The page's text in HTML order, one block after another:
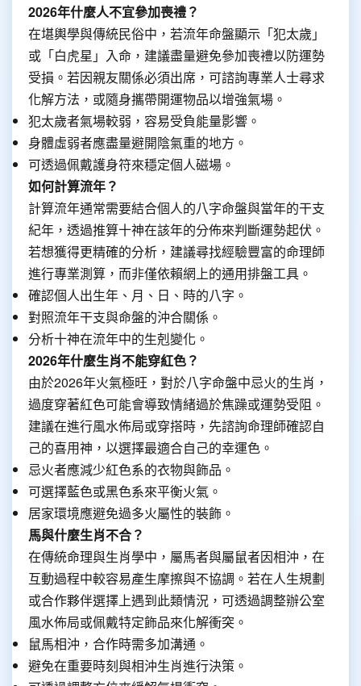
2026年什麼人不宜參加喪禮？
在堪輿學與傳統民俗中，若流年命盤顯示「犯太歲」
或「白虎星」入命，建議盡量避免參加喪禮以防運勢
受損。若因親友關係必須出席，可諮詢專業人士尋求
化解方法，或隨身攜帶開運物品以增強氣場。
犯太歲者氣場較弱，容易受負能量影響。
身體虛弱者應盡量避開陰氣重的地方。
可透過佩戴護身符來穩定個人磁場。
如何計算流年？
計算流年通常需要結合個人的八字命盤與當年的干支
紀年，透過推算十神在該年的分佈來判斷運勢起伏。
若想獲得更精確的分析，建議尋找經驗豐富的命理師
進行專業測算，而非僅依賴網上的通用排盤工具。
確認個人出生年、月、日、時的八字。
對照流年干支與命盤的沖合關係。
分析十神在流年中的生剋變化。
2026年什麼生肖不能穿紅色？
由於2026年火氣極旺，對於八字命盤中忌火的生肖，
過度穿著紅色可能會導致情緒過於焦躁或運勢受阻。
建議在進行風水佈局或穿搭時，先諮詢命理師確認自
己的喜用神，以選擇最適合自己的幸運色。
忌火者應減少紅色系的衣物與飾品。
可選擇藍色或黑色系來平衡火氣。
居家環境應避免過多火屬性的裝飾。
馬與什麼生肖不合？
在傳統命理與生肖學中，屬馬者與屬鼠者因相沖，在
互動過程中較容易產生摩擦與不協調。若在人生規劃
或合作夥伴選擇上遇到此類情況，可透過調整辦公室
風水佈局或佩戴特定飾品來化解衝突。
鼠馬相沖，合作時需多加溝通。
避免在重要時刻與相沖生肖進行決策。